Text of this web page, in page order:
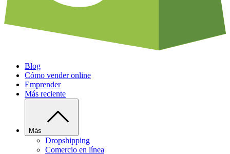
Blog
Cómo vender online
Emprender
Más reciente
Más
Dropshipping
Comercio en línea